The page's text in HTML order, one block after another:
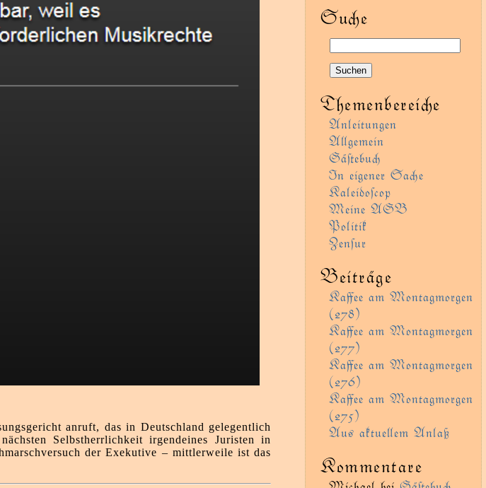
anruft, das in Deutschland gelegentlich
Selbstherrlichkeit irgendeines Juristen in
der Exekutive – mittlerweile ist das
Sue
Themenbereie
Anleitungen
Agemein
Gäﬅebu
In eigener Sae
Kaleidoſcop
Meine AGB
Politik
Zenſur
Beiträge
Kaﬀee am Montagmorgen
(278)
Kaﬀee am Montagmorgen
(277)
Kaﬀee am Montagmorgen
(276)
Kaﬀee am Montagmorgen
(275)
Aus aktueem Anlaß
Kommentare